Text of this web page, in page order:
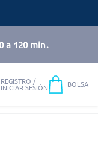
a 120 min.
REGISTRO /
INICIAR SESIÓN BOLSA